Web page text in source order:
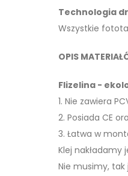
Technologia
Wszystkie
OPIS
Flizelina -
1. Nie zawiera
2. Posiada CE
3. Łatwa w
Klej
Nie musimy,